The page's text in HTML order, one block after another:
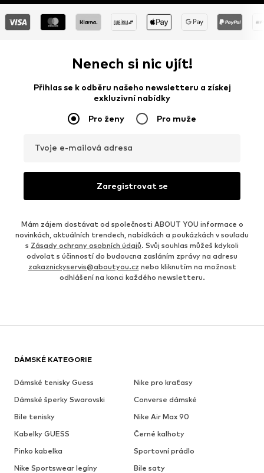
Nenech si nic ujít!
Přihlas se k odběru našeho newsletteru a získej
exkluzivní nabídky
Pro ženy Pro muže
Tvoje e-mailová adresa
Zaregistrovat se
Mám zájem dostávat od společnosti ABOUT YOU informace o
novinkách, aktuálních trendech, nabídkách a poukázkách v souladu
s Zásady ochrany osobních údajů. Svůj souhlas můžeš kdykoli
odvolat s účinností do budoucna zasláním zprávy na adresu
zakaznickyservis@aboutyou.cz nebo kliknutím na možnost
odhlášení na konci každého newsletteru.
DÁMSKÉ KATEGORIE
Dámské tenisky Guess
Nike pro kraťasy
Dámské šperky Swarovski
Converse dámské
Bile tenisky
Nike Air Max 90
Kabelky GUESS
Černé kalhoty
Pinko kabelka
Sportovní prádlo
Nike Sportswear legíny
Bile saty